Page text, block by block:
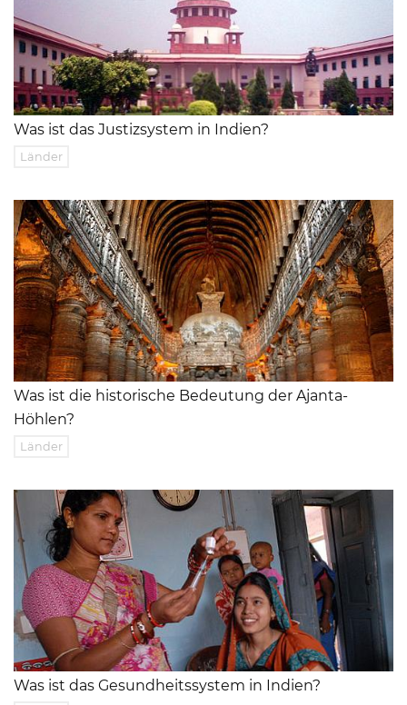
Was ist das Justizsystem in Indien?
Länder
Was ist die historische Bedeutung der Ajanta-
Höhlen?
Länder
Was ist das Gesundheitssystem in Indien?